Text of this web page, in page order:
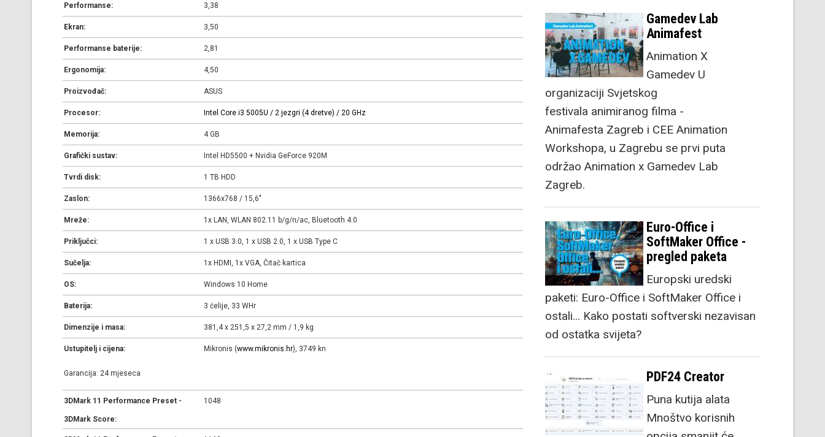
Performanse: 3,38
Ekran: 3,50
Performanse baterije: 2,81
Ergonomija: 4,50
Proizvođač: ASUS
Procesor: Intel Core i3 5005U / 2 jezgri (4 dretve) / 20 GHz
Memorija: 4 GB
Grafički sustav: Intel HD5500 + Nvidia GeForce 920M
Tvrdi disk: 1 TB HDD
Zaslon: 1366x768 / 15,6"
Mreže: 1x LAN, WLAN 802.11 b/g/n/ac, Bluetooth 4.0
Priključci: 1 x USB 3.0, 1 x USB 2.0, 1 x USB Type C
Sučelja: 1x HDMI, 1x VGA, Čitač kartica
OS: Windows 10 Home
Baterija: 3 ćelije, 33 WHr
Dimenzije i masa: 381,4 x 251,5 x 27,2 mm / 1,9 kg
Ustupitelj i cijena: Mikronis (www.mikronis.hr), 3749 kn
Garancija: 24 mjeseca
3DMark 11 Performance Preset -
3DMark Score:
1048
Gamedev Lab
Animafest
Animation X
Gamedev U
organizaciji Svjetskog
festivala animiranog filma -
Animafesta Zagreb i CEE Animation
Workshopa, u Zagrebu se prvi puta
održao Animation x Gamedev Lab
Zagreb.
Euro-Office i
SoftMaker Office -
pregled paketa
Europski uredski
paketi: Euro-Office i SoftMaker Office i
ostali... Kako postati softverski nezavisan
od ostatka svijeta?
PDF24 Creator
Puna kutija alata
Mnoštvo korisnih